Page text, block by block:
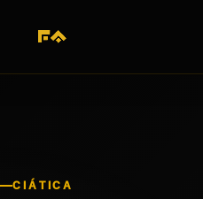
CIÁTICA